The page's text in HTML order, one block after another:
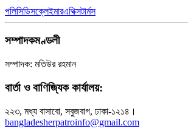
পলিসিডিসক্লেইমারএথিক্সটার্মস
সম্পাদকমণ্ডলী
সম্পাদক: মতিউর রহমান
বার্তা ও বাণিজ্যিক কার্যালয়:
২২৩, মধ্য বাসাবো, সবুজবাগ, ঢাকা-১২১৪।
bangladesherpatroinfo@gmail.com